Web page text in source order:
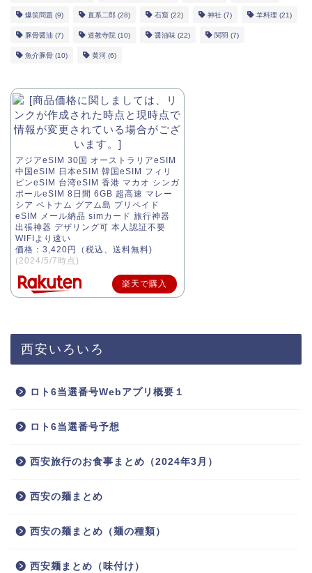
爆笑問題 (9) 直系二郎 (28) 石窟 (22) 神社 (7) 羊料理 (21)
豚骨醤油 (7) 道教寺院 (10) 醤油味 (22) 関羽 (7)
魚介豚骨 (10) 黄河 (6)
アジアeSIM 30国 オーストラリアeSIM
中国eSIM 日本eSIM 韓国eSIM フィリ
ピンeSIM 台湾eSIM 香港 マカオ シンガ
ポールeSIM 8日間 6GB 超高速 マレー
シア ベトナム グアム島 プリペイド
eSIM メール納品 simカード 旅行神器
出張神器 デザリング可 本人認証不要
WIFIより速い
価格：3,420円（税込、送料無料)
(2024/5/7時点)
楽天で購入
西安いろいろ
ロト6当選番号Webアプリ概要１
ロト6当選番号予想
西安旅行のお食事まとめ（2024年3月）
西安の麺まとめ
西安の麺まとめ（麺の種類）
西安麺まとめ（味付け）